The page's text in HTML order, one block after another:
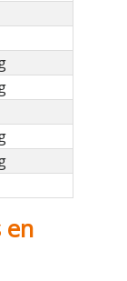
en